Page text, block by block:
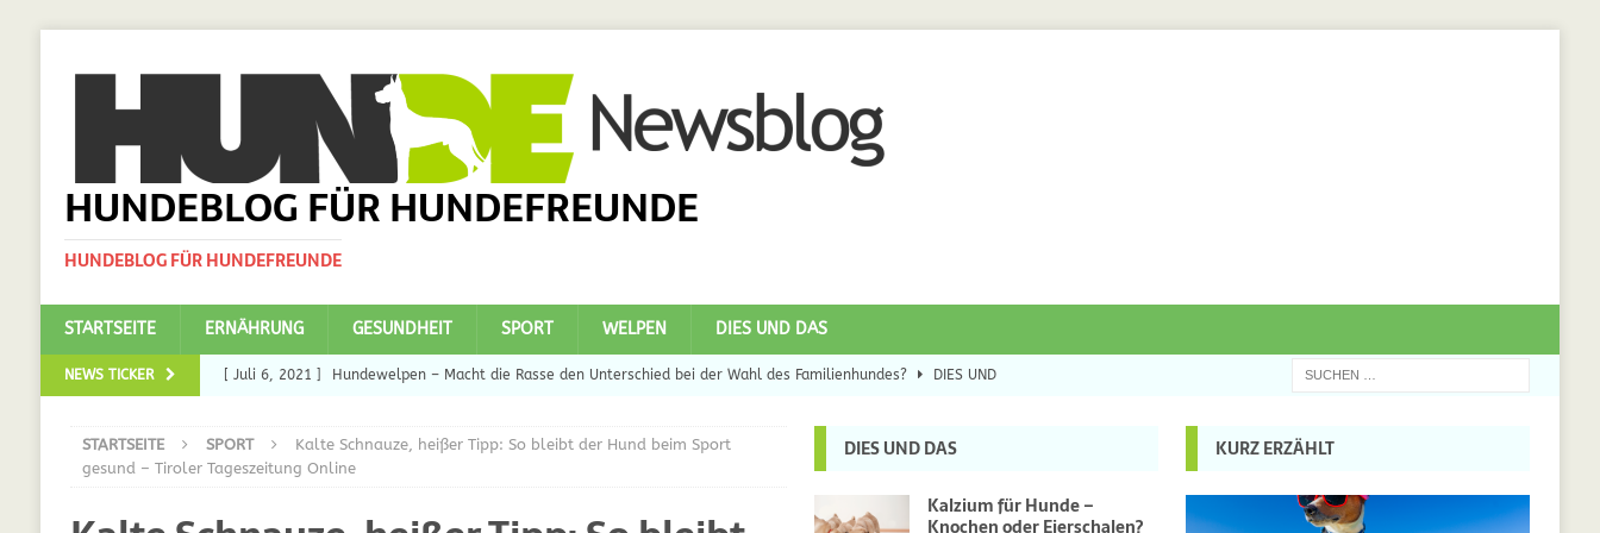
HUNDEBLOG FÜR HUNDEFREUNDE
HUNDEBLOG FÜR HUNDEFREUNDE
STARTSEITE ERNÄHRUNG GESUNDHEIT SPORT WELPEN DIES UND DAS
NEWS TICKER [ Juli 6, 2021 ] Hundewelpen – Macht die Rasse den Unterschied bei der Wahl des Familienhundes? DIES UND
Ulmenride für Hunde – der Heilsbringer? DIES UND DAS
STARTSEITE SPORT
Kalte Schnauze, heißer Tipp: So bleibt der Hund beim Sport
gesund – Tiroler Tageszeitung Online
DIES UND DAS
Kalzium für Hunde –
Knochen oder Eierschalen?
KURZ ERZÄHLT